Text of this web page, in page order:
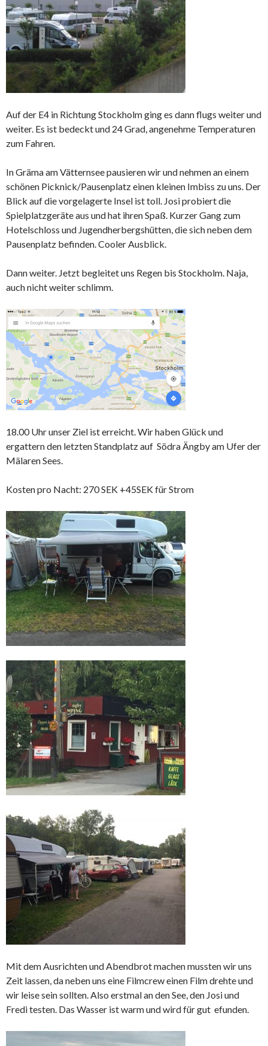
Auf der E4 in Richtung Stockholm ging es dann flugs weiter und
weiter. Es ist bedeckt und 24 Grad, angenehme Temperaturen
zum Fahren.
In Gräma am Vätternsee pausieren wir und nehmen an einem
schönen Picknick/Pausenplatz einen kleinen Imbiss zu uns. Der
Blick auf die vorgelagerte Insel ist toll. Josi probiert die
Spielplatzgeräte aus und hat ihren Spaß. Kurzer Gang zum
Hotelschloss und Jugendherbergshütten, die sich neben dem
Pausenplatz befinden. Cooler Ausblick.
Dann weiter. Jetzt begleitet uns Regen bis Stockholm. Naja,
auch nicht weiter schlimm.
18.00 Uhr unser Ziel ist erreicht. Wir haben Glück und
ergattern den letzten Standplatz auf Södra Ängby am Ufer der
Mälaren Sees.
Kosten pro Nacht: 270 SEK +45SEK für Strom
Mit dem Ausrichten und Abendbrot machen mussten wir uns
Zeit lassen, da neben uns eine Filmcrew einen Film drehte und
wir leise sein sollten. Also erstmal an den See, den Josi und
Fredi testen. Das Wasser ist warm und wird für gut efunden.